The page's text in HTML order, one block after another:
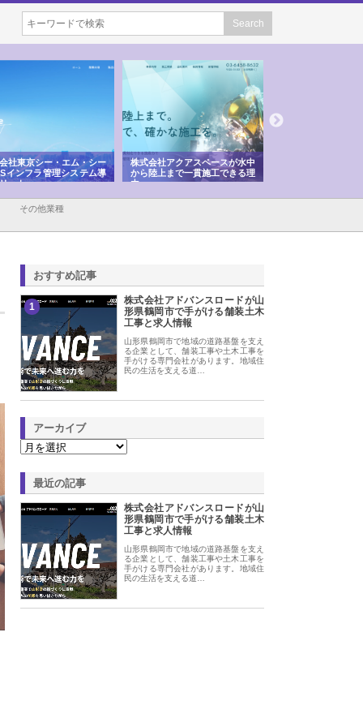
社東京シー・エム・シー
インフラ管理システム導
ット
株式会社アクアスペースが水中
から陸上まで一貫施工できる理
由
その他業種
おすすめ記事
1
株式会社アドバンスロードが山
形県鶴岡市で手がける舗装土木
工事と求人情報
山形県鶴岡市で地域の道路基盤を支え
る企業として、舗装工事や土木工事を
手がける専門会社があります。地域住
民の生活を支える道…
アーカイブ
最近の記事
株式会社アドバンスロードが山
形県鶴岡市で手がける舗装土木
工事と求人情報
山形県鶴岡市で地域の道路基盤を支え
る企業として、舗装工事や土木工事を
手がける専門会社があります。地域住
民の生活を支える道…